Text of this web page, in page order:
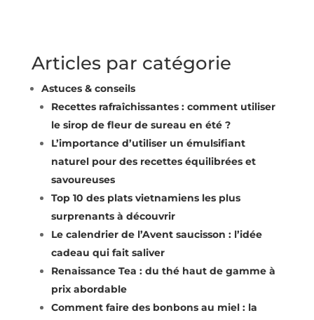
Articles par catégorie
Astuces & conseils
Recettes rafraîchissantes : comment utiliser
le sirop de fleur de sureau en été ?
L’importance d’utiliser un émulsifiant
naturel pour des recettes équilibrées et
savoureuses
Top 10 des plats vietnamiens les plus
surprenants à découvrir
Le calendrier de l’Avent saucisson : l’idée
cadeau qui fait saliver
Renaissance Tea : du thé haut de gamme à
prix abordable
Comment faire des bonbons au miel : la